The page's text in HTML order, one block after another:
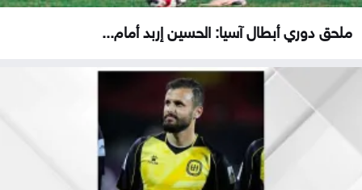
ملحق دوري أبطال آسيا: الحسين إربد أمام...